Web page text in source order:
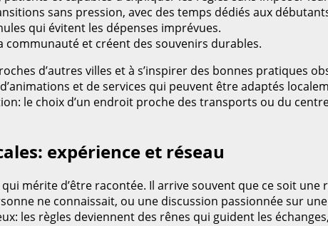
sans pression, avec des temps dédiés aux
qui évitent les dépenses imprévues.
et créent des souvenirs durables.
d’autres villes et à s’inspirer des bonnes pratiques
et de services qui peuvent être adaptés
le choix d’un endroit proche des transports ou du
expérience et réseau
mérite d’être racontée. Il arrive souvent que ce soit
ne connaissait, ou une discussion passionnée sur
les règles deviennent des rênes qui guident les